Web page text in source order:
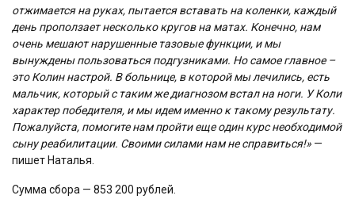
отжимается на руках, пытается вставать на коленки, каждый
день проползает несколько кругов на матах. Конечно, нам
очень мешают нарушенные тазовые функции, и мы
вынуждены пользоваться подгузниками. Но самое главное –
это Колин настрой. В больнице, в которой мы лечились, есть
мальчик, который с таким же диагнозом встал на ноги. У Коли
характер победителя, и мы идем именно к такому результату.
Пожалуйста, помогите нам пройти еще один курс необходимой
сыну реабилитации. Своими силами нам не справиться!» —
пишет Наталья.
Сумма сбора — 853 200 рублей.